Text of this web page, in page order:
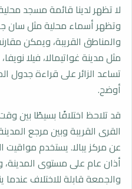
لا تظهر لدينا قائمة مسجد
وتظهر أسماء محلية مثل سان
والمناطق القريبة، ويمكن
مثل مدينة غواتيمالا، فيلا
تساعد الزائر على قراءة
أوضح.
قد تلاحظ اختلافًا بسيطًا بين
القرى القريبة وبين مرجع
عن مركز يبالا. يستخدم
أذان عام على مستوى
والجمعة قابلة للاختلاف